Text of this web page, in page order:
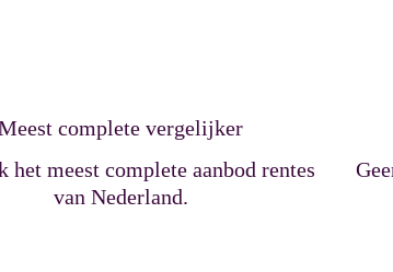
complete vergelijker
het meest complete aanbod rentes
van Nederland.